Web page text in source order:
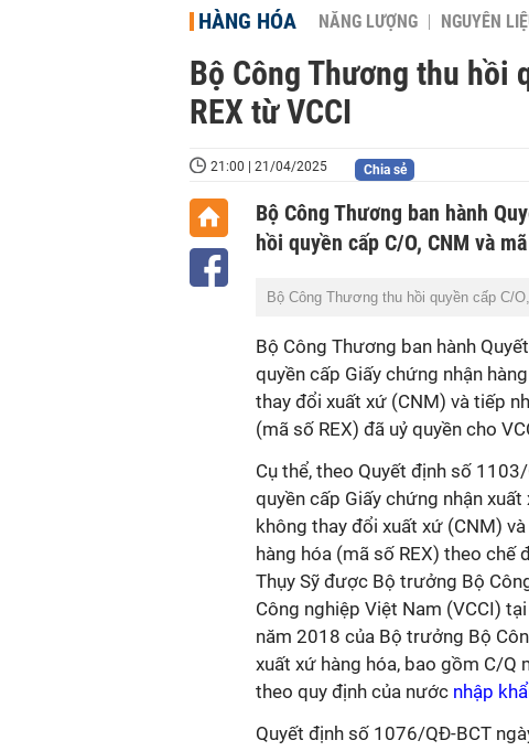
HÀNG HÓA NĂNG LƯỢNG NGUYÊN
Bộ Công Thương thu hồi
REX từ VCCI
21:00 | 21/04/2025 Chia sẻ
Bộ Công Thương ban hành
hồi quyền cấp C/O, CNM và
Bộ Công Thương thu hồi quyền cấp C/
Bộ Công Thương ban hành
quyền cấp Giấy chứng nhận
thay đổi xuất xứ (CNM) và tiếp
(mã số REX) đã uỷ quyền cho
Cụ thể, theo Quyết định số
quyền cấp Giấy chứng nhận
không thay đổi xuất xứ (CNM)
hàng hóa (mã số REX) theo chế
Thụy Sỹ được Bộ trưởng Bộ
Công nghiệp Việt Nam (VCCI)
năm 2018 của Bộ trưởng Bộ
xuất xứ hàng hóa, bao gồm C/Q
theo quy định của nước nhập
Quyết định số 1076/QĐ-BCT